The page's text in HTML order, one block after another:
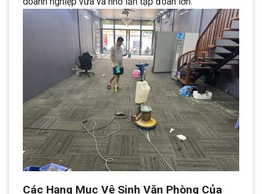
Các Hạng Mục Vệ Sinh Văn Phòng Của